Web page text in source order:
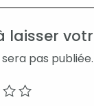
laisser
pas publiée.